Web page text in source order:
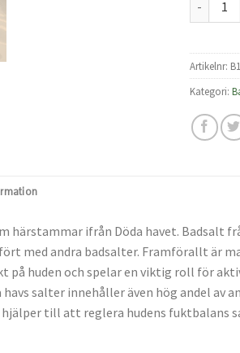
Artikelnr:
Kategori:
härstammar ifrån Döda havet. Badsalt
med andra badsalter. Framförallt är
på huden och spelar en viktig roll för
salter innehåller även hög andel av
till att reglera hudens fuktbalans